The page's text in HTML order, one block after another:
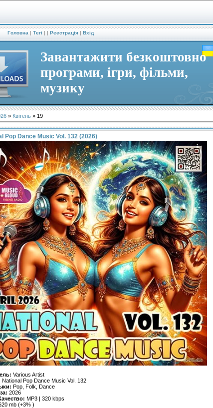
Головна | Тегі | | Реєстрація| Вхід
Завантажити безкоштовно
програми, ігри, фільми,
музику
» Квітень » 19
Pop Dance Music Vol. 132 (2026)
Various Artist
National Pop Dance Music Vol. 132
Pop, Folk, Dance
2026
MP3 | 320 kbps
mb (+3% )